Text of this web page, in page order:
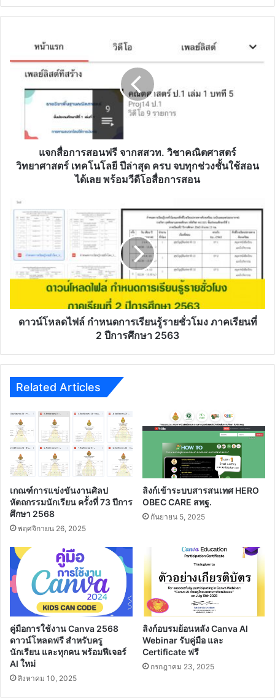
การ
คณิตศาสตร์
วิทยาศาสตร์
เทคโนโลยี
ครบ
จบ
ช่วง
ชั้น
สอน
พร้อม
การ
แจกสื่อการสอนฟรี จากสสวท. วิชาคณิตศาสตร์
วิทยาศาสตร์ เทคโนโลยี ปีล่าสุด ครบ จบทุกช่วงชั้นใช้สอน
ได้เลย พร้อมวีดีโอสื่อการสอน
ดาวน์โหลด
ไฟล์
กำหนดการ
เรียน
ชั่วโมง
เรียน
2563
ดาวน์โหลดไฟล์ กำหนดการเรียนรู้รายชั่วโมง ภาคเรียนที่
2 ปีการศึกษา 2563
Related Articles
เกณฑ์การแข่งขันงานศิลป
หัตถกรรมนักเรียน ครั้งที่ 73 ปีการ
ศึกษา 2568
พฤศจิกายน 26, 2025
ลิงก์เข้าระบบสารสนเทศ HERO
OBEC CARE สพฐ.
กันยายน 5, 2025
คู่มือการใช้งาน Canva 2568
ดาวน์โหลดฟรี สำหรับครู
นักเรียน และทุกคน พร้อมฟีเจอร์
AI ใหม่
สิงหาคม 10, 2025
ลิงก์อบรมย้อนหลัง Canva AI
Webinar รับคู่มือ และ
Certificate ฟรี
กรกฎาคม 23, 2025